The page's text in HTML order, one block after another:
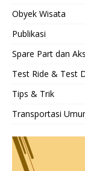
Obyek Wisata
Publikasi
Spare Part dan
Test Ride & Test
Tips & Trik
Transportasi